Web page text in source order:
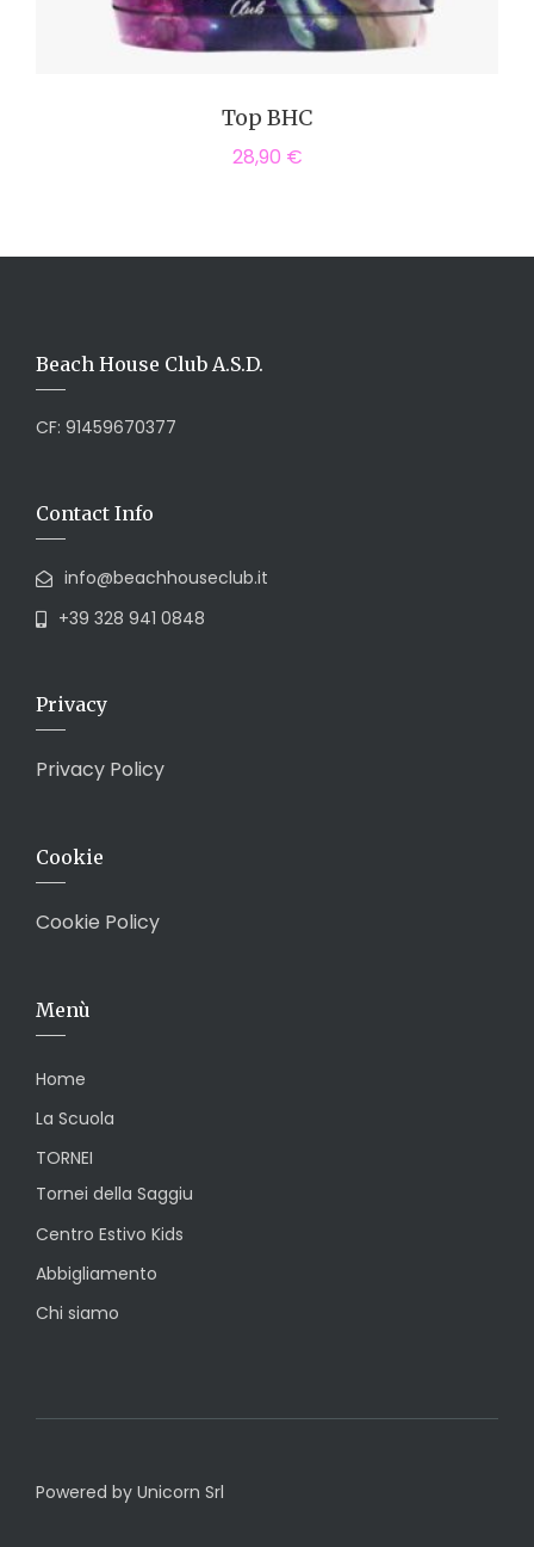
Top BHC
28,90 €
Beach House Club A.S.D.
CF: 91459670377
Contact Info
info@beachhouseclub.it
+39 328 941 0848
Privacy
Privacy Policy
Cookie
Cookie Policy
Menù
Home
La Scuola
TORNEI
Tornei della Saggiu
Centro Estivo Kids
Abbigliamento
Chi siamo
Powered by Unicorn Srl